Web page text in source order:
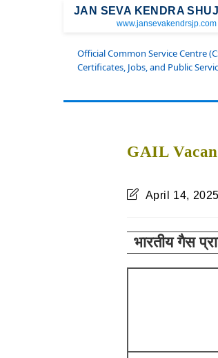
JAN SEVA KENDRA
www.jansevakendrsjp.com
Official Common Service Centre
Certificates, Jobs, and Public
GAIL
April 14, 2025
भारतीय गैस